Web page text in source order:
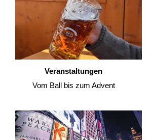
Veranstaltungen
Vom Ball bis zum Advent